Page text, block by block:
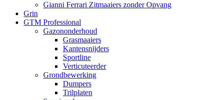
Gianni Ferrari Zitmaaiers zonder Opvang
Grin
GTM Professional
Gazononderhoud
Grasmaaiers
Kantensnijders
Sportline
Verticuteerder
Grondbewerking
Dumpers
Trilplaten